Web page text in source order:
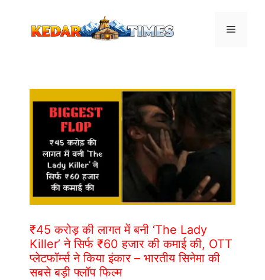
Menu
₹45 करोड़ की लागत में बनी ‘The Lady
Killer’ ने सिर्फ ₹60 हजार की कमाई की, OTT
प्लेटफॉर्म्स ने किया इंकार – भारतीय सिनेमा की
सबसे बड़ी फ्लॉप फिल्म